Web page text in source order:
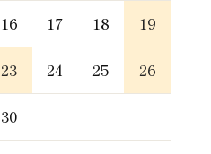
16 17 18 19
23 24 25 26
30